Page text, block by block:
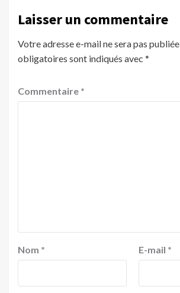
Laisser un commentaire
Votre adresse e-mail ne sera pas publiée.
obligatoires sont indiqués avec *
Commentaire *
Nom * E-mail *